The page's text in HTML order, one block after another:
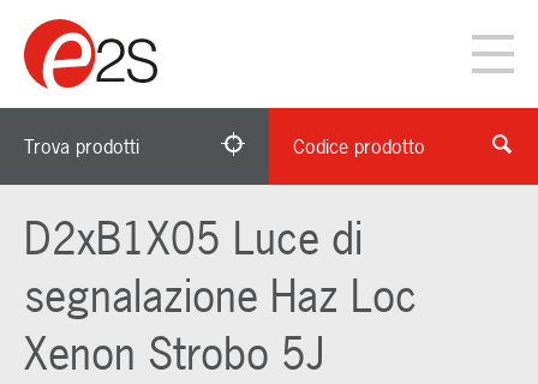
Trova prodotti Codice prodotto
D2xB1X05 Luce di
segnalazione Haz Loc
Xenon Strobo 5J